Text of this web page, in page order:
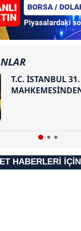
T.C. İSTANBUL
HABERLERİ